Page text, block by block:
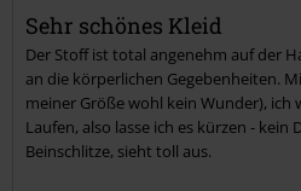
Kommentar jetzt abschicken!
Sehr schönes Kleid
Der Stoff ist total angenehm auf der
an die körperlichen Gegebenheiten.
meiner Größe wohl kein Wunder),
Laufen, also lasse ich es kürzen - kein
Beinschlitze, sieht toll aus.